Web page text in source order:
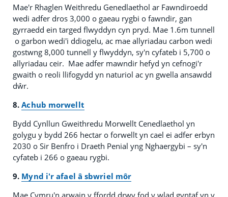
Mae'r Rhaglen Weithredu Genedlaethol ar Fawndiroedd
wedi adfer dros 3,000 o gaeau rygbi o fawndir, gan
gyrraedd ein targed flwyddyn cyn pryd. Mae 1.6m tunnell
o garbon wedi'i ddiogelu, ac mae allyriadau carbon wedi
gostwng 8,000 tunnell y flwyddyn, sy'n cyfateb i 5,700 o
allyriadau ceir. Mae adfer mawndir hefyd yn cefnogi'r
gwaith o reoli llifogydd yn naturiol ac yn gwella ansawdd
dŵr.
8.Achub morwellt
Bydd Cynllun Gweithredu Morwellt Cenedlaethol yn
golygu y bydd 266 hectar o forwellt yn cael ei adfer erbyn
2030 o Sir Benfro i Draeth Penial yng Nghaergybi – sy'n
cyfateb i 266 o gaeau rygbi.
9. Mynd i'r afael â sbwriel môr
Mae Cymru'n arwain y ffordd drwy fod y wlad gyntaf yn y